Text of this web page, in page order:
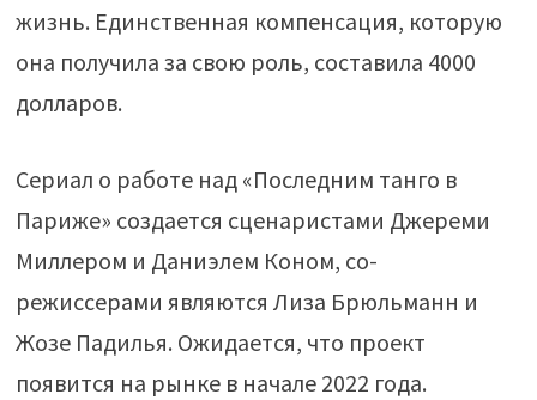
жизнь. Единственная компенсация, которую
она получила за свою роль, составила 4000
долларов.
Сериал о работе над «Последним танго в
Париже» создается сценаристами Джереми
Миллером и Даниэлем Коном, со-
режиссерами являются Лиза Брюльманн и
Жозе Падилья. Ожидается, что проект
появится на рынке в начале 2022 года.